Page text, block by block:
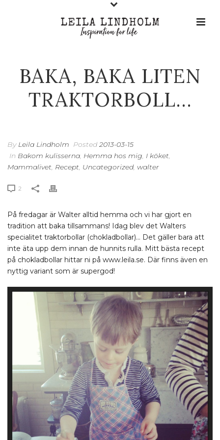
BAKA, BAKA LITEN
TRAKTORBOLL…
By Leila Lindholm Posted 2013-03-15
In Bakom kulisserna, Hemma hos mig, I köket,
Mammalivet, Recept, Uncategorized, walter
2
På fredagar är Walter alltid hemma och vi har gjort en
tradition att baka tillsammans! Idag blev det Walters
specialitet traktorbollar (chokladbollar)… Det gäller bara att
inte äta upp dem innan de hunnits rulla. Mitt bästa recept
på chokladbollar hittar ni på www.leila.se. Där finns även en
nyttig variant som är supergod!